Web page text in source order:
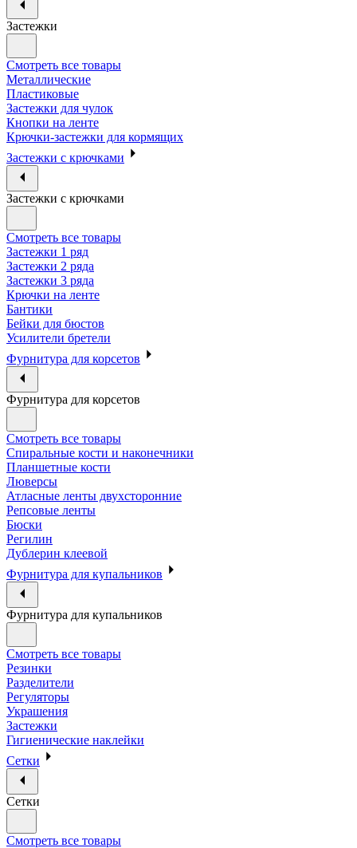
Застежки
Смотреть все товары
Металлические
Пластиковые
Застежки для чулок
Кнопки на ленте
Крючки-застежки для кормящих
Застежки с крючками
Застежки с крючками
Смотреть все товары
Застежки 1 ряд
Застежки 2 ряда
Застежки 3 ряда
Крючки на ленте
Бантики
Бейки для бюстов
Усилители бретели
Фурнитура для корсетов
Фурнитура для корсетов
Смотреть все товары
Спиральные кости и наконечники
Планшетные кости
Люверсы
Атласные ленты двухсторонние
Репсовые ленты
Бюски
Регилин
Дублерин клеевой
Фурнитура для купальников
Фурнитура для купальников
Смотреть все товары
Резинки
Разделители
Регуляторы
Украшения
Застежки
Гигиенические наклейки
Сетки
Сетки
Смотреть все товары